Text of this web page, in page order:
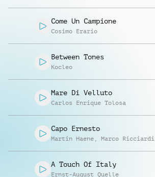
Come Un Campione
Cosimo Erario
Between Tones
Kocleo
Mare Di Velluto
Carlos Enrique Tolosa
Capo Ernesto
Martin Haene , Marco Ricciardi
A Touch Of Italy
Ernst-August Quelle